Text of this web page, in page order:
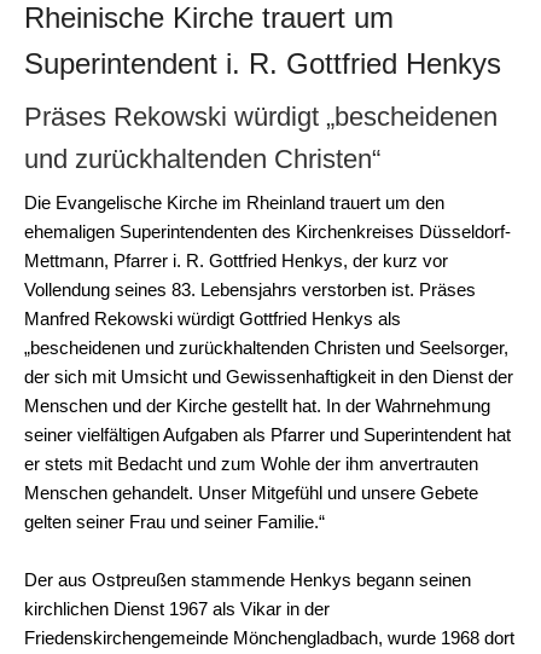
Rheinische Kirche trauert um
Superintendent i. R. Gottfried Henkys
Präses Rekowski würdigt „bescheidenen
und zurückhaltenden Christen“
Die Evangelische Kirche im Rheinland trauert um den
ehemaligen Superintendenten des Kirchenkreises Düsseldorf-
Mettmann, Pfarrer i. R. Gottfried Henkys, der kurz vor
Vollendung seines 83. Lebensjahrs verstorben ist. Präses
Manfred Rekowski würdigt Gottfried Henkys als
„bescheidenen und zurückhaltenden Christen und Seelsorger,
der sich mit Umsicht und Gewissenhaftigkeit in den Dienst der
Menschen und der Kirche gestellt hat. In der Wahrnehmung
seiner vielfältigen Aufgaben als Pfarrer und Superintendent hat
er stets mit Bedacht und zum Wohle der ihm anvertrauten
Menschen gehandelt. Unser Mitgefühl und unsere Gebete
gelten seiner Frau und seiner Familie.“
Der aus Ostpreußen stammende Henkys begann seinen
kirchlichen Dienst 1967 als Vikar in der
Friedenskirchengemeinde Mönchengladbach, wurde 1968 dort